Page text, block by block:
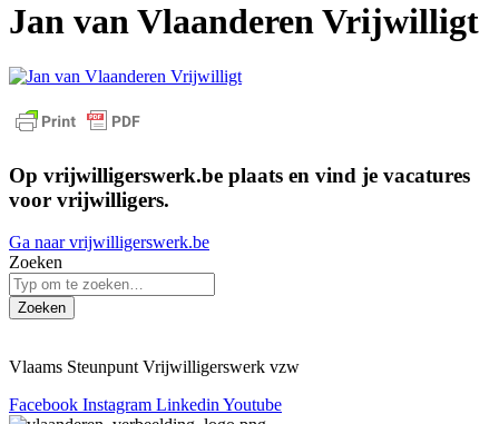
Jan van Vlaanderen Vrijwilligt
Op vrijwilligerswerk.be plaats en vind je vacatures
voor vrijwilligers.
Ga naar vrijwilligerswerk.be
Zoeken
Zoeken
Vlaams Steunpunt Vrijwilligerswerk vzw
Facebook Instagram Linkedin Youtube